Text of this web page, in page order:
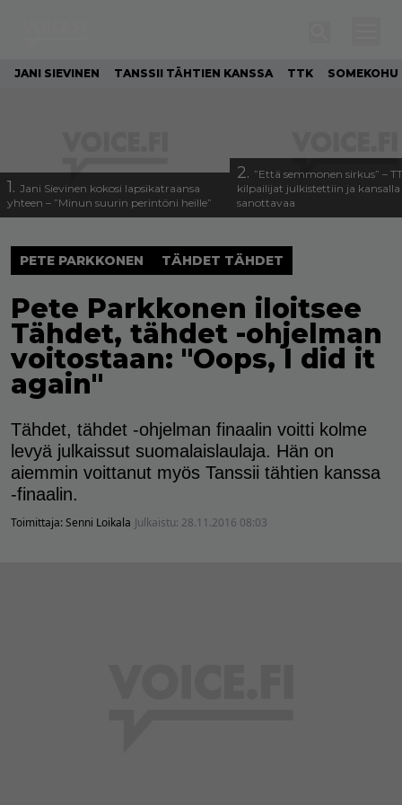
JANI SIEVINEN TANSSII TÄHTIEN KANSSA TTK SOMEKOHU
1. Jani Sievinen kokosi lapsikatraansa
yhteen – ”Minun suurin perintöni heille”
2. ”Että semmonen sirkus” –
kilpailijat julkistettiin ja
sanottavaa
PETE PARKKONEN TÄHDET TÄHDET
Pete Parkkonen iloitsee
Tähdet, tähdet -ohjelman
voitostaan: "Oops, I did it
again"
Tähdet, tähdet -ohjelman finaalin voitti kolme
levyä julkaissut suomalaislaulaja. Hän on
aiemmin voittanut myös Tanssii tähtien kanssa
-finaalin.
Toimittaja:Senni Loikala Julkaistu: 28.11.2016 08:03